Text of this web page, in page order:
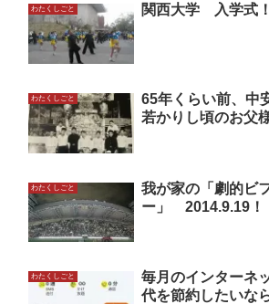
わたくしごと 関西大学 入学式
わたくしごと
65年くらい前、中
若かりし頃のお父
わたくしごと
我が家の「劇的ビ
ー」 2014.9.19！
わたくしごと
毎月のインターネ
代を節約したいな